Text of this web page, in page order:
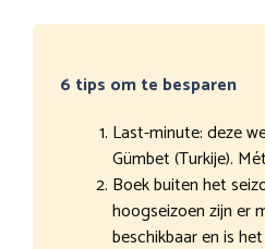
6 tips om te besparen
Last-minute: deze
Gümbet (Turkije).
Boek buiten het
hoogseizoen zijn er
beschikbaar en is